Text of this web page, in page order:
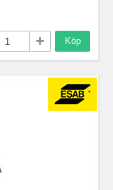
Köp